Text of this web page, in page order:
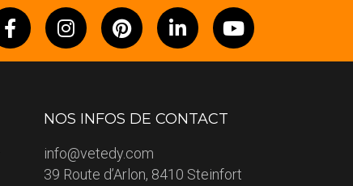
NOS INFOS DE CONTACT
info@vetedy.com
39 Route d’Arlon, 8410 Steinfort